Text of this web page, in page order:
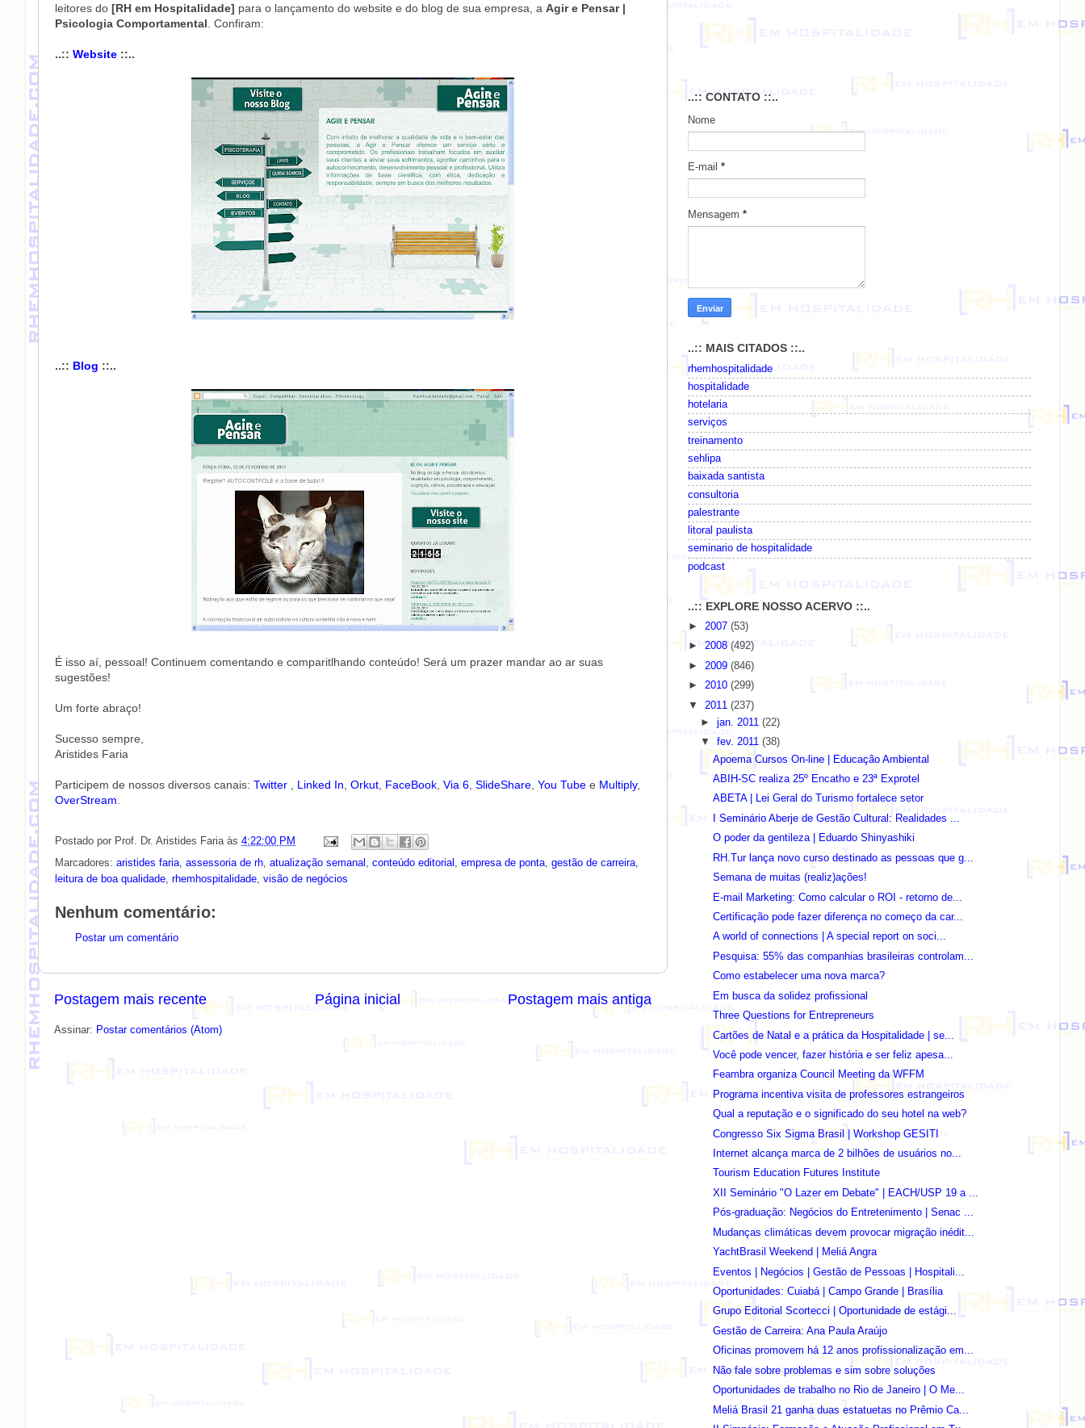
leitores do [RH em Hospitalidade] para o lançamento do website e do blog de sua empresa, a Agir e Pensar |
Psicologia Comportamental . Confiram:
..:: Website ::..
..:: Blog ::..
É isso aí, pessoal! Continuem comentando e comparitlhando conteúdo! Será um prazer mandar ao ar suas
sugestões!
Um forte abraço!
Sucesso sempre,
Aristides Faria
Participem de nossos diversos canais: Twitter Linked In Orkut FaceBook Via 6 SlideShare You Tube e Multiply,
OverStream
Postado por Prof. Dr. Aristides Faria às 4:22:00 PM
Marcadores: aristides faria assessoria de rh atualização semanal conteúdo editorial empresa de ponta gestão de carreira
leitura de boa qualidade rhemhospitalidade visão de negócios
Nenhum comentário:
Postar um comentário
Postagem mais recente Postagem mais antiga
Página inicial
Assinar: Postar comentários (Atom)
..:: CONTATO ::..
Nome
E-mail *
Mensagem *
..:: MAIS CITADOS ::..
rhemhospitalidade
hospitalidade
hotelaria
serviços
treinamento
sehlipa
baixada santista
consultoria
palestrante
litoral paulista
seminario de hospitalidade
podcast
..:: EXPLORE NOSSO ACERVO ::..
► 2007 (53)
► 2008 (492)
► 2009 (846)
► 2010 (299)
▼ 2011 (237)
►jan. 2011(22)
▼fev. 2011(38)
Apoema Cursos On-line | Educação Ambiental
ABIH-SC realiza 25º Encatho e 23ª Exprotel
ABETA | Lei Geral do Turismo fortalece setor
I Seminário Aberje de Gestão Cultural: Realidades ...
O poder da gentileza | Eduardo Shinyashiki
RH.Tur lança novo curso destinado as pessoas que g...
Semana de muitas (realiz)ações!
E-mail Marketing: Como calcular o ROI - retorno de...
Certificação pode fazer diferença no começo da car...
A world of connections | A special report on soci...
Pesquisa: 55% das companhias brasileiras controlam...
Como estabelecer uma nova marca?
Em busca da solidez profissional
Three Questions for Entrepreneurs
Cartões de Natal e a prática da Hospitalidade | se...
Você pode vencer, fazer história e ser feliz apesa...
Feambra organiza Council Meeting da WFFM
Programa incentiva visita de professores estrangeiros
Qual a reputação e o significado do seu hotel na web?
Congresso Six Sigma Brasil | Workshop GESITI
Internet alcança marca de 2 bilhões de usuários no...
Tourism Education Futures Institute
XII Seminário "O Lazer em Debate" | EACH/USP 19 a ...
Pós-graduação: Negócios do Entretenimento | Senac ...
Mudanças climáticas devem provocar migração inédit...
YachtBrasil Weekend | Meliá Angra
Eventos | Negócios | Gestão de Pessoas | Hospitali...
Oportunidades: Cuiabá | Campo Grande | Brasília
Grupo Editorial Scortecci | Oportunidade de estági...
Gestão de Carreira: Ana Paula Araújo
Oficinas promovem há 12 anos profissionalização em...
Não fale sobre problemas e sim sobre soluções
Oportunidades de trabalho no Rio de Janeiro | O Me...
Meliá Brasil 21 ganha duas estatuetas no Prêmio Ca...